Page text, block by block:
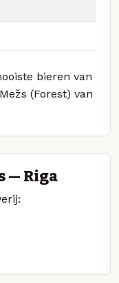
bieren van
(Forest) van
— Riga